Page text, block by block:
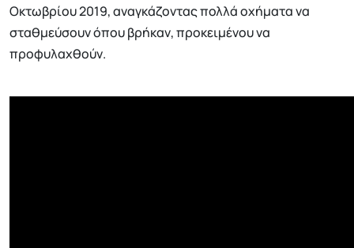
Οκτωβρίου 2019, αναγκάζοντας πολλά οχήματα να
σταθμεύσουν όπου βρήκαν, προκειμένου να
προφυλαχθούν.